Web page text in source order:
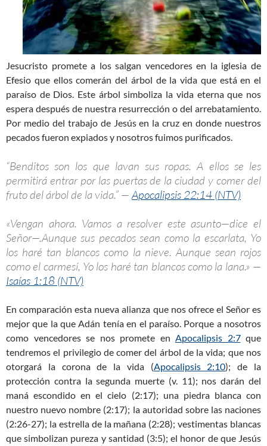
Jesucristo promete a los salgan vencedores en la iglesia de
Efesio que ellos comerán del árbol de la vida que está en el
paraíso de Dios. Este árbol simboliza la vida eterna que nos
espera después de nuestra resurrección o del arrebatamiento.
Por medio del trabajo de Jesús en la cruz en donde nuestros
pecados fueron expiados y nosotros fuimos purificados.
“Benditos son los que lavan sus ropas. A ellos se les
permitirá entrar por las puertas de la ciudad y comer del
fruto del árbol de la vida.” —Apocalipsis 22:14 (NTV)
«Vengan ahora. Vamos a resolver este asunto—dice el
Señor—.Aunque sus pecados sean como la escarlata, Yo
los haré tan blancos como la nieve. Aunque sean rojos
como el carmesí, Yo los haré tan blancos como la lana.» —
Isaías 1:18 (NTV)
En comparación esta nueva alianza que nos ofrece el Señor es
mejor que la que Adán tenía en el paraíso. Porque a nosotros
como vencedores se nos promete en Apocalipsis 2:7que
tendremos el privilegio de comer del árbol de la vida; que nos
otorgará la corona de la vida (Apocalipsis 2:10); de la
protección contra la segunda muerte (v. 11); nos darán del
maná escondido en el cielo (2:17); una piedra blanca con
nuestro nuevo nombre (2:17); la autoridad sobre las naciones
(2:26-27); la estrella de la mañana (2:28); vestimentas blancas
que simbolizan pureza y santidad (3:5); el honor de que Jesús